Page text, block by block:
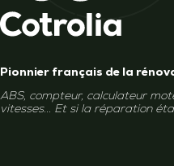
Pionnier français de la
ABS, compteur, calculateur
vitesses... Et si la réparation